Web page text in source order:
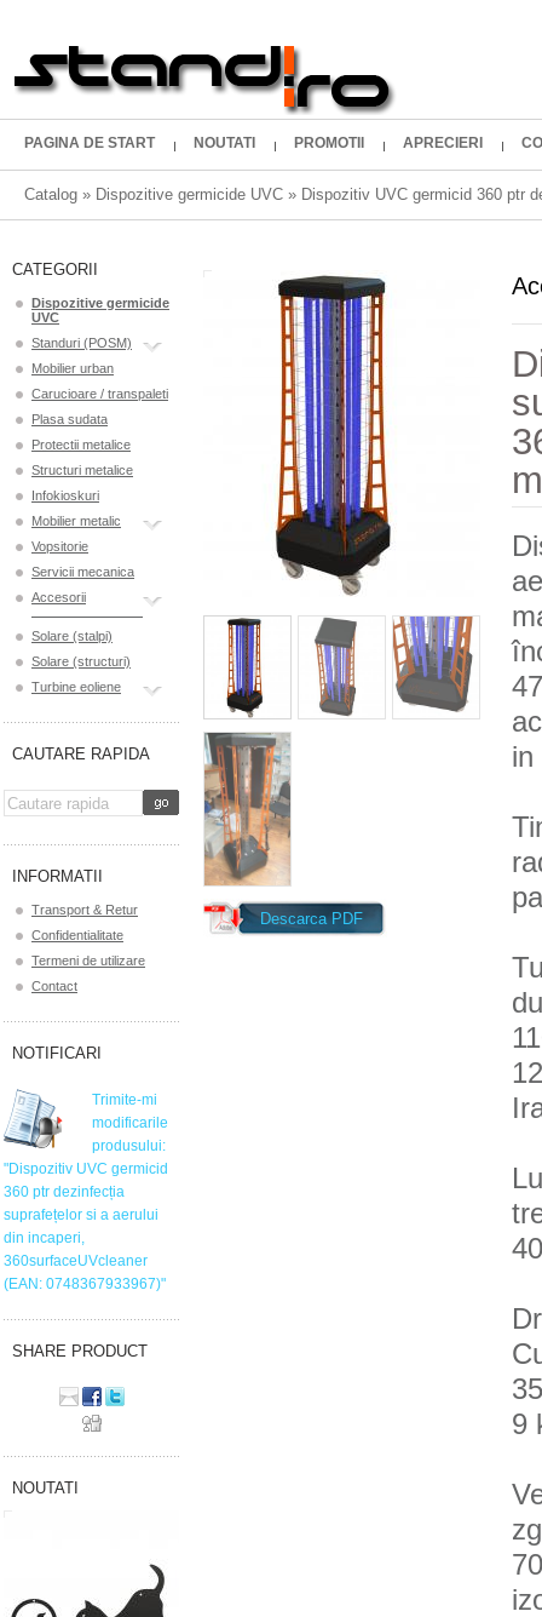
PAGINA DE START NOUTATI PROMOTII APRECIERI
Catalog » Dispozitive germicide UVC » Dispozitiv UVC germicid 360 ptr
Descarca PDF
in
9
CATEGORII
Dispozitive germicide
UVC
Standuri (POSM)
Mobilier urban
Carucioare / transpaleti
Plasa sudata
Protectii metalice
Structuri metalice
Infokioskuri
Mobilier metalic
Vopsitorie
Servicii mecanica
Accesorii
Solare (stalpi)
Solare (structuri)
Turbine eoliene
CAUTARE RAPIDA
INFORMATII
Transport & Retur
Confidentialitate
Termeni de utilizare
Contact
NOTIFICARI
Trimite-mi
modificarile
produsului:
"Dispozitiv UVC germicid
360 ptr dezinfecția
suprafețelor si a aerului
din incaperi,
360surfaceUVcleaner
(EAN: 0748367933967)"
SHARE PRODUCT
NOUTATI